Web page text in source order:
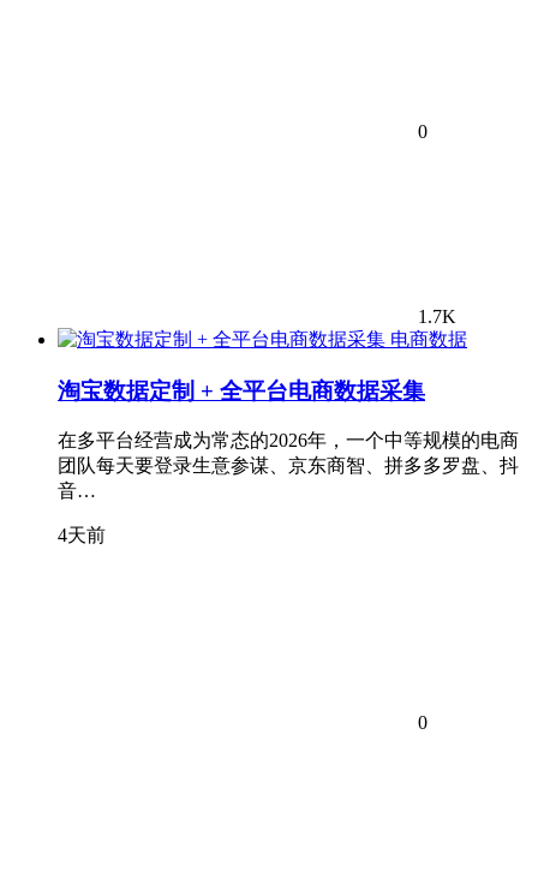
0
1.7K
电商数据
淘宝数据定制 + 全平台电商数据采集
在多平台经营成为常态的2026年，一个中等规模的电商
团队每天要登录生意参谋、京东商智、拼多多罗盘、抖
音…
4天前
0